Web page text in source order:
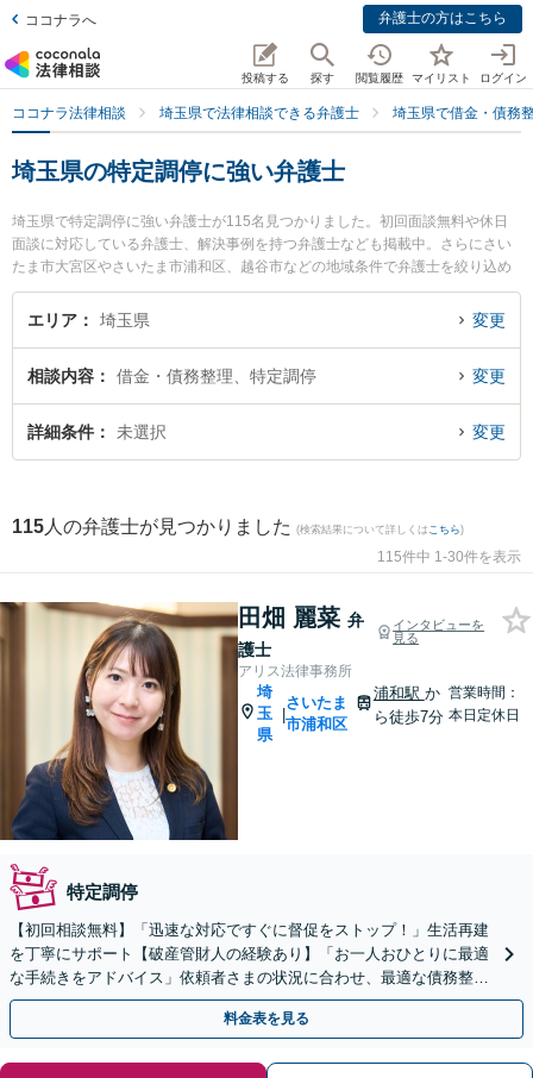
ココナラへ 弁護士の方はこちら
投稿する 探す 閲覧履歴 マイリスト ログイン
ココナラ法律相談 埼玉県で法律相談できる弁護士 埼玉県で借金・債務
埼玉県の特定調停に強い弁護士
埼玉県で特定調停に強い弁護士が115名見つかりました。初回面談無料や休日
面談に対応している弁護士、解決事例を持つ弁護士なども掲載中。さらにさい
たま市大宮区やさいたま市浦和区、越谷市などの地域条件で弁護士を絞り込め
ます。借金・債務整理に関係する消費者金融の債務整理やクレジット会社の債
務整理、リボ払いの債務整理等の細かな分野での絞り込み検索もでき便利で
ロフィール情報や弁護士費用、強みなどが注目されています。『埼玉県で土日
や夜間に発生した特定調停のトラブルを今すぐに弁護士に相談したい』『特定
調停のトラブル解決の実績豊富な近くの弁護士を検索したい』『初回相談無料
エリア 埼玉県 変更
相談内容 借金・債務整理、特定調停 変更
詳細条件 未選択 変更
115 人の弁護士が見つかりました (検索結果について詳しくは こちら)
115件中 1-30件を表示
田畑 麗菜 弁
護士
インタビューを
見る
アリス法律事務所
埼
玉
県
|
さいたま
市浦和区
浦和駅 か
ら徒歩7分
営業時間：
本日定休日
特定調停
【初回相談無料】「迅速な対応ですぐに督促をストップ！」生活再建
を丁寧にサポート【破産管財人の経験あり】「お一人おひとりに最適
な手続きをアドバイス」依頼者さまの状況に合わせ、最適な債務整理
手段をご提案いたします【完全個室相談】
料金表を見る